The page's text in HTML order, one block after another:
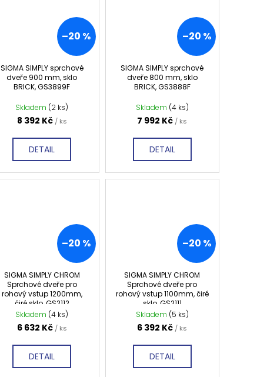
–20 %
SIGMA SIMPLY sprchové
dveře 900 mm, sklo
BRICK, GS3899F
Skladem (2 ks)
8 392 Kč / ks
DETAIL
–20 %
SIGMA SIMPLY sprchové
dveře 800 mm, sklo
BRICK, GS3888F
Skladem (4 ks)
7 992 Kč / ks
DETAIL
–20 %
SIGMA SIMPLY CHROM
Sprchové dveře pro
rohový vstup 1200mm,
čiré sklo, GS2112
Skladem (4 ks)
6 632 Kč / ks
DETAIL
–20 %
SIGMA SIMPLY CHROM
Sprchové dveře pro
rohový vstup 1100mm, čiré
sklo, GS2111
Skladem (5 ks)
6 392 Kč / ks
DETAIL